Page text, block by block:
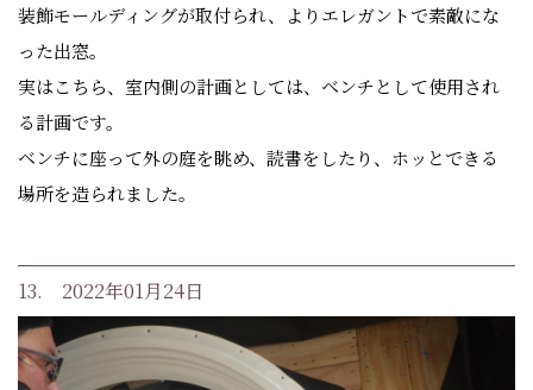
装飾モールディングが取付られ、よりエレガントで素敵にな
った出窓。
実はこちら、室内側の計画としては、ベンチとして使用され
る計画です。
ベンチに座って外の庭を眺め、読書をしたり、ホッとできる
場所を造られました。
13. 2022年01月24日